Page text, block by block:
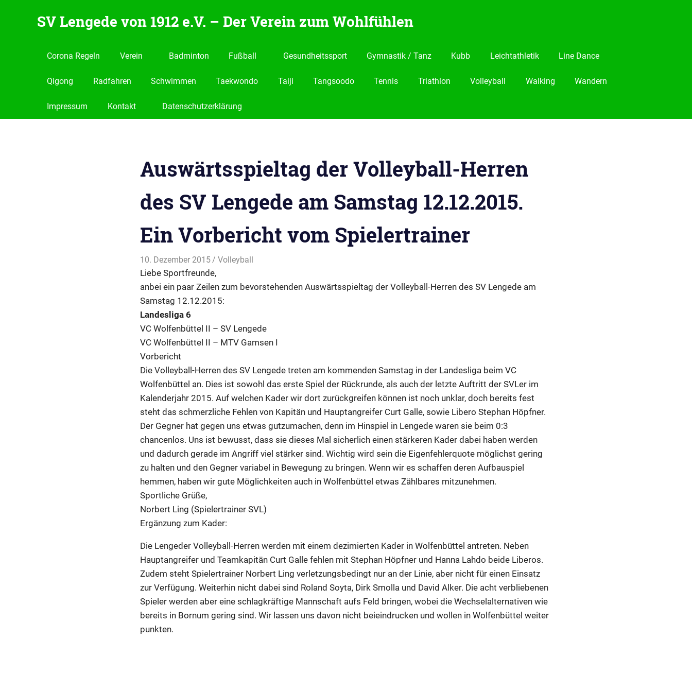
SV Lengede von 1912 e.V. – Der Verein zum Wohlfühlen
Verein
Corona Regeln Verein Badminton Fußball Gesundheitssport Gymnastik / Tanz Kubb Leichtathletik Line Dance
Qigong Radfahren Schwimmen Taekwondo Taiji Tangsoodo Tennis Triathlon Volleyball Walking Wandern
Impressum Kontakt Datenschutzerklärung
Auswärtsspieltag der Volleyball-Herren
des SV Lengede am Samstag 12.12.2015.
Ein Vorbericht vom Spielertrainer
10. Dezember 2015 svladmin
Volleyball
Liebe Sportfreunde,
anbei ein paar Zeilen zum bevorstehenden Auswärtsspieltag der Volleyball-Herren des SV Lengede am
Samstag 12.12.2015:
Landesliga 6
VC Wolfenbüttel II – SV Lengede
VC Wolfenbüttel II – MTV Gamsen I
Vorbericht
Die Volleyball-Herren des SV Lengede treten am kommenden Samstag in der Landesliga beim VC
Wolfenbüttel an. Dies ist sowohl das erste Spiel der Rückrunde, als auch der letzte Auftritt der SVLer im
Kalenderjahr 2015. Auf welchen Kader wir dort zurückgreifen können ist noch unklar, doch bereits fest
steht das schmerzliche Fehlen von Kapitän und Hauptangreifer Curt Galle, sowie Libero Stephan Höpfner.
Der Gegner hat gegen uns etwas gutzumachen, denn im Hinspiel in Lengede waren sie beim 0:3
chancenlos. Uns ist bewusst, dass sie dieses Mal sicherlich einen stärkeren Kader dabei haben werden
und dadurch gerade im Angriff viel stärker sind. Wichtig wird sein die Eigenfehlerquote möglichst gering
zu halten und den Gegner variabel in Bewegung zu bringen. Wenn wir es schaffen deren Aufbauspiel
hemmen, haben wir gute Möglichkeiten auch in Wolfenbüttel etwas Zählbares mitzunehmen.
Sportliche Grüße,
Norbert Ling (Spielertrainer SVL)
Ergänzung zum Kader:
Die Lengeder Volleyball-Herren werden mit einem dezimierten Kader in Wolfenbüttel antreten. Neben
Hauptangreifer und Teamkapitän Curt Galle fehlen mit Stephan Höpfner und Hanna Lahdo beide Liberos.
Zudem steht Spielertrainer Norbert Ling verletzungsbedingt nur an der Linie, aber nicht für einen Einsatz
zur Verfügung. Weiterhin nicht dabei sind Roland Soyta, Dirk Smolla und David Alker. Die acht verbliebenen
Spieler werden aber eine schlagkräftige Mannschaft aufs Feld bringen, wobei die Wechselalternativen wie
bereits in Bornum gering sind. Wir lassen uns davon nicht beieindrucken und wollen in Wolfenbüttel weiter
punkten.